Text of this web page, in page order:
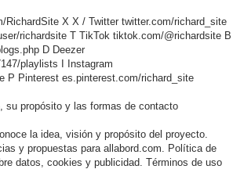
RichardSite X X / Twitter twitter.com/richard_site
richardsite T TikTok tiktok.com/@richardsite B
D Deezer
playlists
Instagram
P Pinterest es.pinterest.com/richard_site
su propósito y las formas de contacto
la idea, visión y propósito del proyecto.
y propuestas para allabord.com. Política de
datos, cookies y publicidad. Términos de uso